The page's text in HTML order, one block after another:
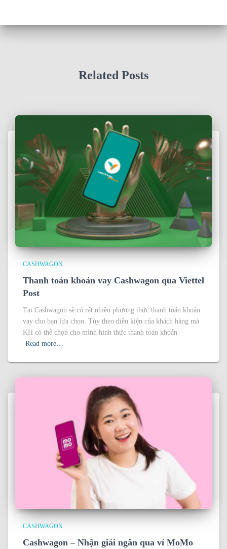
Related Posts
CASHWAGON
Thanh toán khoản vay Cashwagon qua Viettel
Post
Tại Cashwagon sẽ có rất nhiều phương thức thanh toán khoản
vay cho bạn lựa chọn. Tùy theo điều kiện của khách hàng mà
KH có thể chọn cho mình hình thức thanh toán khoản
Read more…
CASHWAGON
Cashwagon – Nhận giải ngân qua ví MoMo